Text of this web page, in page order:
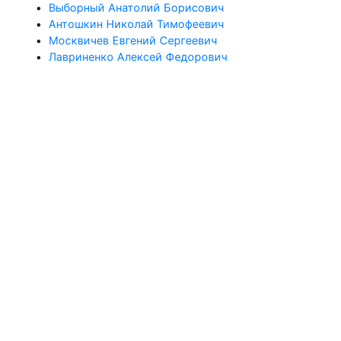
Выборный Анатолий Борисович
Антошкин Николай Тимофеевич
Москвичев Евгений Сергеевич
Лавриненко Алексей Федорович